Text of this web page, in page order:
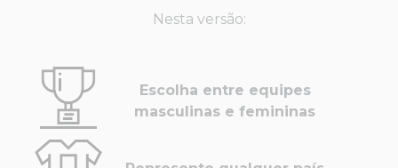
Nesta versão:
Escolha entre equipes
masculinas e femininas